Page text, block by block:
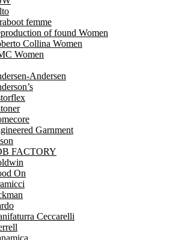
femme
of found Women
Collina Women
Women
Andersen
Garnment
FACTORY
On
Ceccarelli